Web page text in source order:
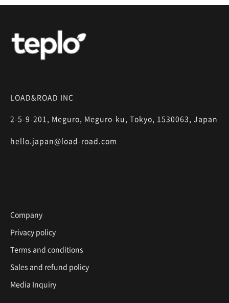
LOAD&ROAD INC
2-5-9-201, Meguro, Meguro-ku, Tokyo, 1530063, Japan
hello.japan@load-road.com
Company
Privacy policy
Terms and conditions
Sales and refund policy
Media Inquiry